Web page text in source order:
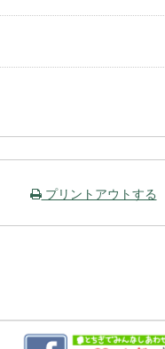
プリントアウトする